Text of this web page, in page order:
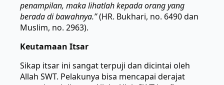
penampilan, maka lihatlah kepada orang yang
berada di bawahnya.”(HR. Bukhari, no. 6490 dan
Muslim, no. 2963).
Keutamaan Itsar
Sikap itsar ini sangat terpuji dan dicintai oleh
Allah SWT. Pelakunya bisa mencapai derajat